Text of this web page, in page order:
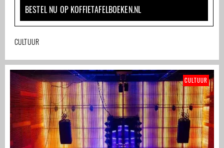
BESTEL NU OP KOFFIETAFELBOEKEN.NL
CULTUUR
CULTUUR